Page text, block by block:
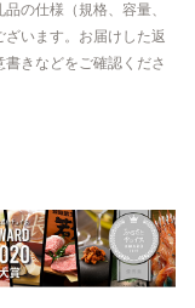
の仕様（規格、容量、
います。お届けした返
きなどをご確認くださ